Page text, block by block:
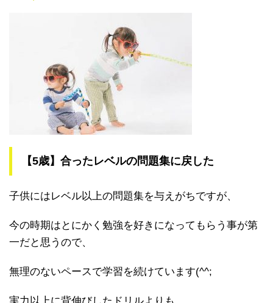
【5歳】合ったレベルの問題集に戻した
子供にはレベル以上の問題集を与えがちですが、
今の時期はとにかく勉強を好きになってもらう事が第
一だと思うので、
無理のないペースで学習を続けています(^^;